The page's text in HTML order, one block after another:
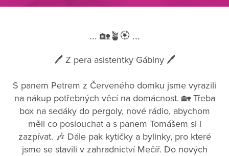
... 🏡🪴🏵️ ...
🖊️ Z pera asistentky Gábiny 🖊️
S panem Petrem z Červeného domku jsme vyrazili
na nákup potřebných věcí na domácnost. 🏡 Třeba
box na sedáky do pergoly, nové rádio, abychom
měli co poslouchat a s panem Tomášem si i
zazpívat. 🎶 Dále pak kytičky a bylinky, pro které
jsme se stavili v zahradnictví Mečíř. Do nových